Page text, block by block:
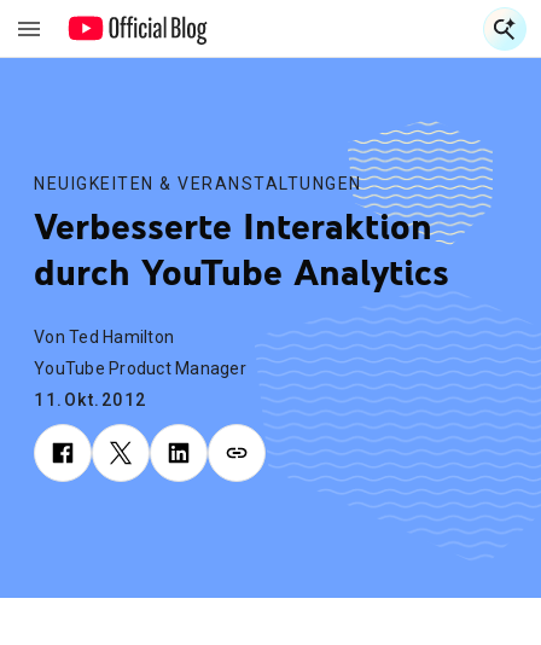
NEUIGKEITEN & VERANSTALTUNGEN
Verbesserte Interaktion
durch YouTube Analytics
Von Ted Hamilton
YouTube Product Manager
11.Okt.2012